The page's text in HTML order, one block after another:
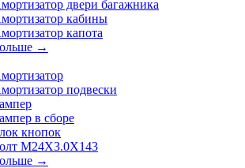
двери багажника
кабины
капота
→
подвески
в сборе
кнопок
M24X3.0X143
→